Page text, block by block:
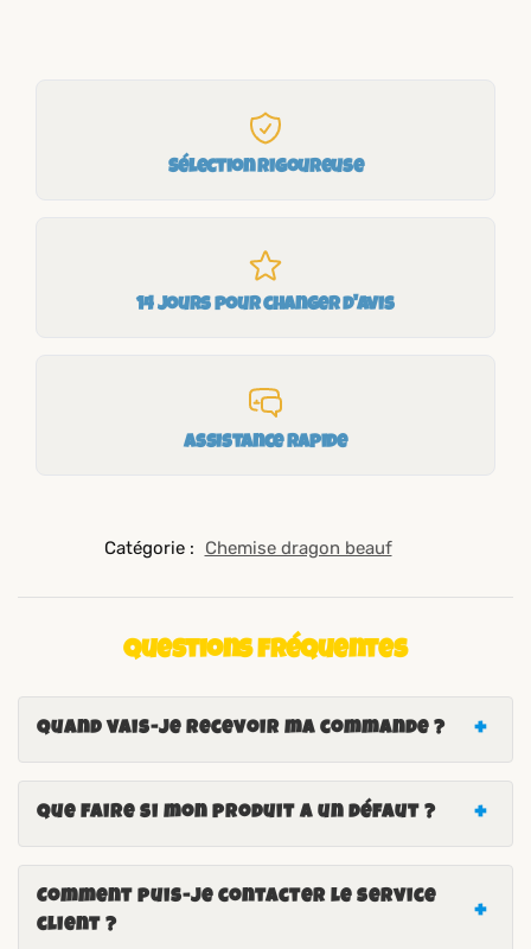
Sélection rigoureuse
14 jours pour changer d'avis
Assistance rapide
Catégorie : Chemise dragon beauf
Questions fréquentes
Quand vais-je recevoir ma commande ?
Que faire si mon produit a un défaut ?
Comment puis-je contacter le service
client ?